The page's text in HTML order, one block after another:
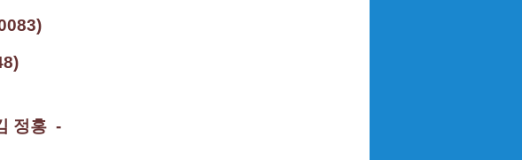
정홍 -